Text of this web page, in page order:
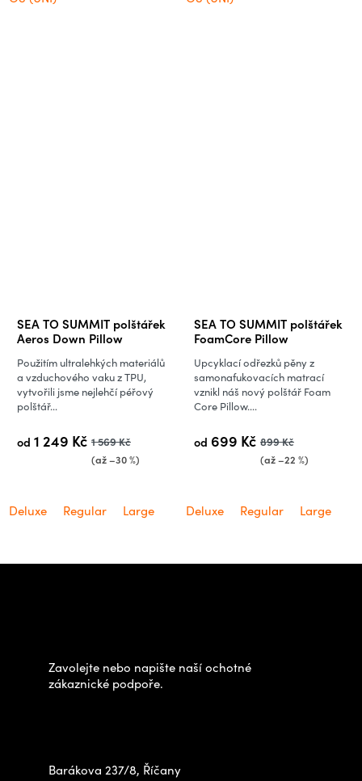
SEA TO SUMMIT polštářek
Aeros Down Pillow
od 1 249 Kč 1 569 Kč
(až –30 %)
Použitím ultralehkých materiálů
a vzduchového vaku z TPU,
vytvořili jsme nejlehčí péřový
polštář...
Deluxe Regular Large
SEA TO SUMMIT polštářek
FoamCore Pillow
od 699 Kč 899 Kč
(až –22 %)
Upcyklací odřezků pěny z
samonafukovacích matrací
vznikl náš nový polštář Foam
Core Pillow....
Deluxe Regular Large
Z
Zavolejte nebo napište naší ochotné
zákaznické podpoře.
Barákova 237/8, Říčany